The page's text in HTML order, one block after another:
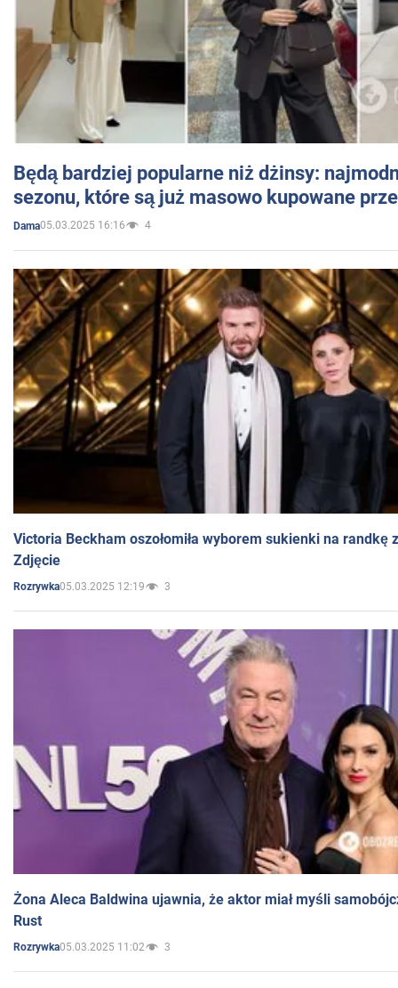
Będą bardziej popularne niż dżinsy:
sezonu, które są już masowo kupowane
Dama05.03.2025 16:16 4
Victoria Beckham oszołomiła wyborem sukienki na randkę
Zdjęcie
Rozrywka05.03.2025 12:19 3
Żona Aleca Baldwina ujawnia, że aktor miał myśli
Rust
Rozrywka05.03.2025 11:02 3